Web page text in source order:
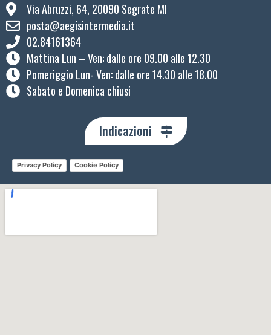
Via Abruzzi, 64, 20090 Segrate MI
posta@aegisintermedia.it
02.84161364
Mattina Lun – Ven: ​dalle ore 09.00 alle 12.30
Pomeriggio Lun- Ven: dalle ore 14.30 alle 18.00
Sabato e Domenica chiusi
Indicazioni
Privacy Policy Cookie Policy